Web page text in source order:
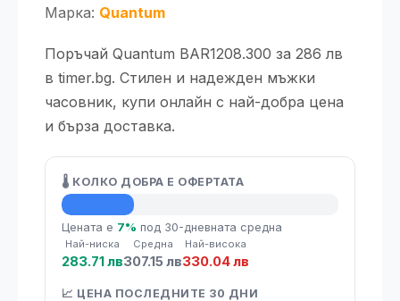
Марка: Quantum
Поръчай Quantum BAR1208.300 за 286 лв
в timer.bg. Стилен и надежден мъжки
часовник, купи онлайн с най-добра цена
и бърза доставка.
🌡️ КОЛКО ДОБРА Е ОФЕРТАТА
💡 Средна цена
Цената е 7% под 30-дневната средна
Най-ниска
283.71 лв
Средна
307.15 лв
Най-висока
330.04 лв
📈 ЦЕНА ПОСЛЕДНИТЕ 30 ДНИ